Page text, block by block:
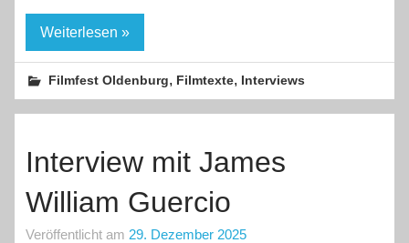
Weiterlesen »
Filmfest Oldenburg, Filmtexte, Interviews
Interview mit James
William Guercio
Veröffentlicht am 29. Dezember 2025